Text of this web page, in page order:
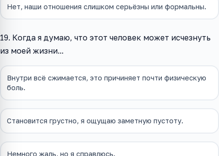
Нет, наши отношения слишком серьёзны или формальны.
19. Когда я думаю, что этот человек может исчезнуть
из моей жизни...
Внутри всё сжимается, это причиняет почти физическую
боль.
Становится грустно, я ощущаю заметную пустоту.
Немного жаль, но я справлюсь.